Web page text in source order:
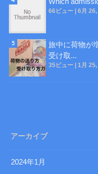
Which
66ビュー| 6月
旅中に荷物が
受け取...
35ビュー| 1月
アーカイブ
2024年1月